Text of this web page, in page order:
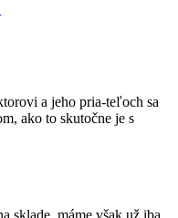
a jeho pria-teľoch sa
ako to skutočne je s